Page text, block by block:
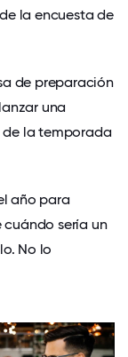
la encuesta de
de preparación
una
de la temporada
año para
cuándo sería un
No lo